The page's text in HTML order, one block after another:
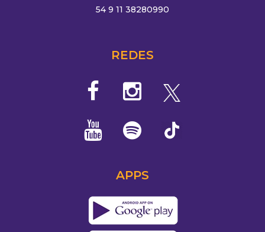
54 9 11 38280990
REDES
APPS